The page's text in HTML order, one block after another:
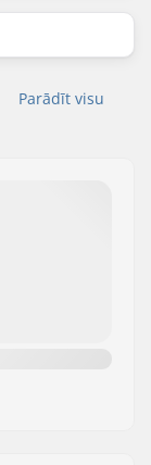
Parādīt visu